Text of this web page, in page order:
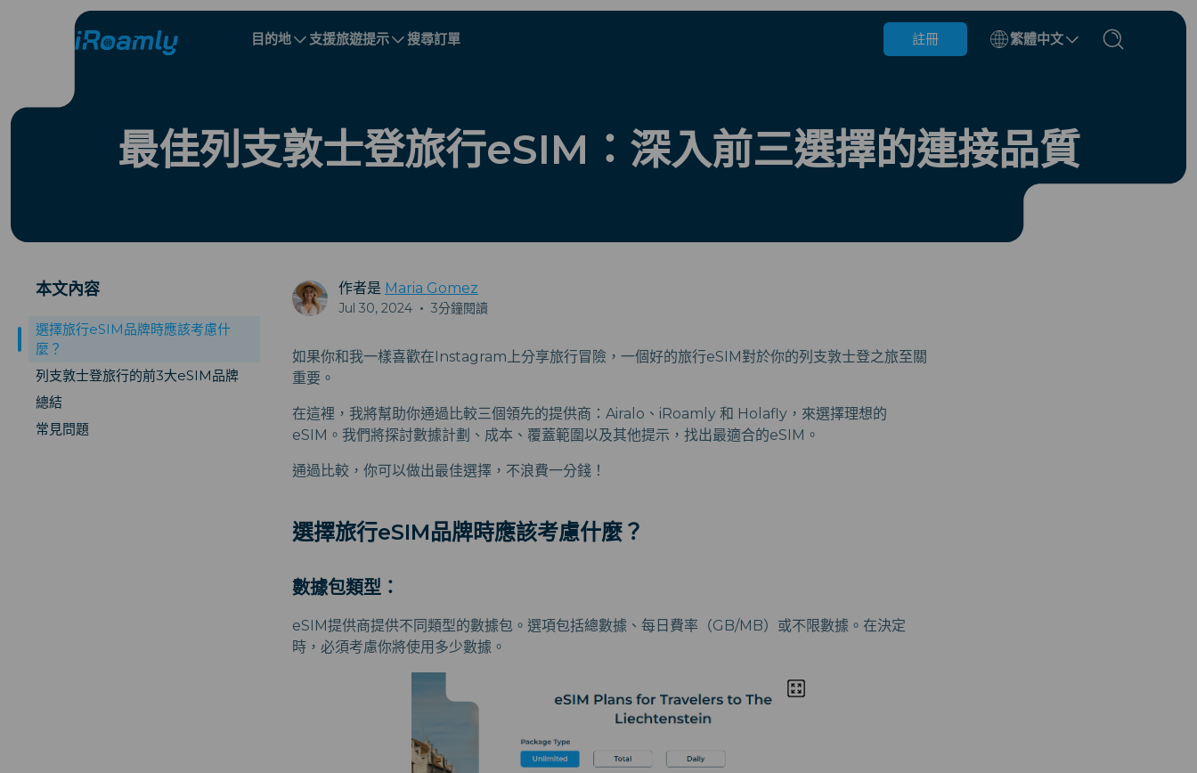
目的地 支援旅遊提示 搜尋訂單 註冊 繁體中文
區域 eSIM
保加利亞 柬埔寨 加拿大 智利 中國
丹麥
最佳列支敦士登旅行eSIM：深入前三選擇的連接品質
本文內容
選擇旅行eSIM品牌時應該考慮什
麼？
列支敦士登旅行的前3大eSIM品牌
總結
常見問題
作者是 Maria Gomez
Jul 30, 2024 • 3分鐘閱讀
如果你和我一樣喜歡在Instagram上分享旅行冒險，一個好的旅行eSIM對於你的列支敦士登之旅至關
重要。
在這裡，我將幫助你通過比較三個領先的提供商：Airalo、iRoamly 和 Holafly，來選擇理想的
eSIM。我們將探討數據計劃、成本、覆蓋範圍以及其他提示，找出最適合的eSIM。
通過比較，你可以做出最佳選擇，不浪費一分錢！
選擇旅行eSIM品牌時應該考慮什麼？
數據包類型：
eSIM提供商提供不同類型的數據包。選項包括總數據、每日費率（GB/MB）或不限數據。在決定
時，必須考慮你將使用多少數據。